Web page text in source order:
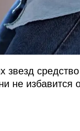
звезд
не избавится